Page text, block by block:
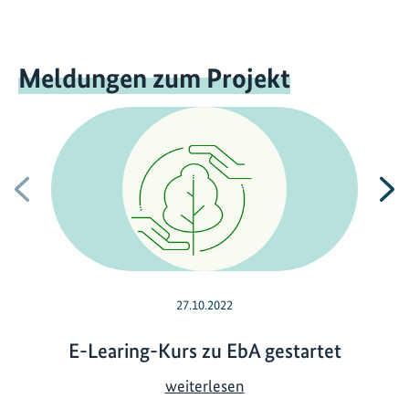
Meldungen zum Projekt
Vorherige
27.10.2022
E-Learing-Kurs zu EbA gestartet
weiterlesenE